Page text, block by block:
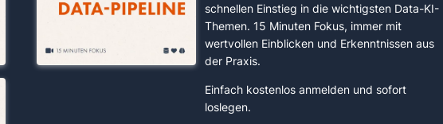
schnellen Einstieg in die wichtigsten Data-KI-
Themen. 15 Minuten Fokus, immer mit
wertvollen Einblicken und Erkenntnissen aus
der Praxis.
Einfach kostenlos anmelden und sofort
loslegen.